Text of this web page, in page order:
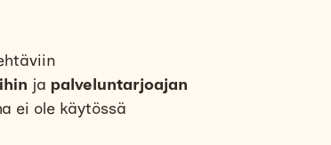
ja palveluntarjoajan
ei ole käytössä